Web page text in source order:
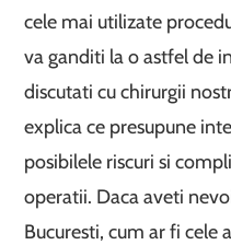
cele mai utilizate
va ganditi la o astfel de
discutati cu chirurgii
explica ce presupune
posibilele riscuri si
operatii. Daca aveti
Bucuresti, cum ar fi cele